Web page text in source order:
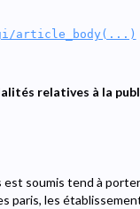
article_body(...)
relatives à la
soumis tend à
paris, les